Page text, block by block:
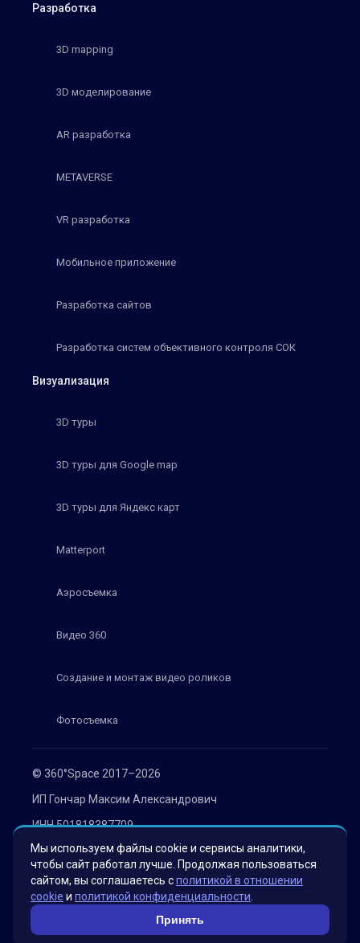
© 360°Space 2017–2026
ИП Гончар Максим Александрович
ИНН 501818387709
ОГРН 319508100030536
Политика конфиденциальности
Согласие на обработку персональных данных
Разработка
3D mapping
3D моделирование
AR разработка
METAVERSE
VR разработка
Мобильное приложение
Разработка сайтов
Разработка систем объективного контроля СОК
Визуализация
3D туры
3D туры для Google map
3D туры для Яндекс карт
Matterport
Аэросъемка
Видео 360
Создание и монтаж видео роликов
Фотосъемка
Мы используем файлы cookie и сервисы аналитики,
чтобы сайт работал лучше. Продолжая пользоваться
сайтом, вы соглашаетесь сполитикой в отношении
cookie и политикой конфиденциальности
Принять